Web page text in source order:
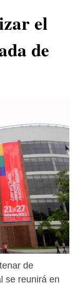
el
de
de
se reunirá en